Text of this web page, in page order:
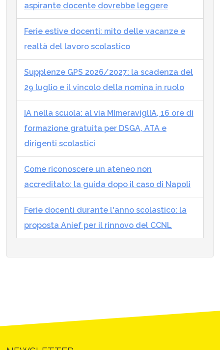
aspirante docente dovrebbe leggere
Ferie estive docenti: mito delle vacanze e
realtà del lavoro scolastico
Supplenze GPS 2026/2027: la scadenza del
29 luglio e il vincolo della nomina in ruolo
IA nella scuola: al via MImeraviglIA, 16 ore di
formazione gratuita per DSGA, ATA e
dirigenti scolastici
Come riconoscere un ateneo non
accreditato: la guida dopo il caso di Napoli
Ferie docenti durante l'anno scolastico: la
proposta Anief per il rinnovo del CCNL